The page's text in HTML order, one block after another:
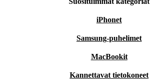
iPhonet
Samsung-puhelimet
MacBookit
Kannettavat tietokoneet